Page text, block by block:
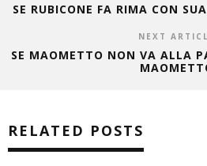
SE RUBICONE FA RIMA CON
NEXT
SE MAOMETTO NON VA ALLA
RELATED POSTS